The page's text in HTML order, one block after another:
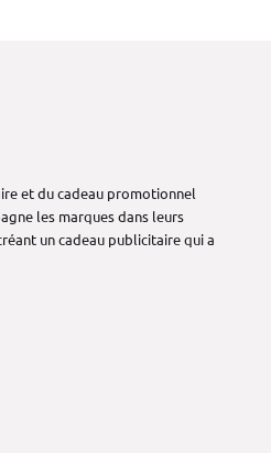
et du cadeau promotionnel
les marques dans leurs
un cadeau publicitaire qui a